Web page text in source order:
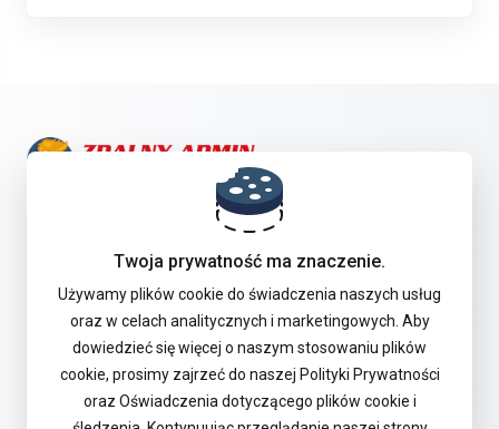
Treten Sie in Kontakt mit uns!
Offer
Unterstützung
Twoja prywatność ma znaczenie.
Używamy plików cookie do świadczenia naszych usług
oraz w celach analitycznych i marketingowych. Aby
dowiedzieć się więcej o naszym stosowaniu plików
cookie, prosimy zajrzeć do naszej Polityki Prywatności
oraz Oświadczenia dotyczącego plików cookie i